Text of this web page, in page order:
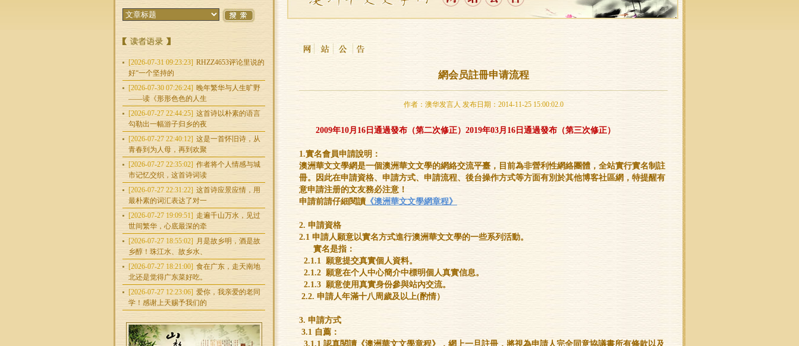
[2026-07-31 09:23:23] RHZZ4653评论里说的
好“一个坚持的
[2026-07-30 07:26:24] 晚年繁华与人生旷野
——读《形形色色的人生
[2026-07-27 22:44:25] 这首诗以朴素的语言
勾勒出一幅游子归乡的夜
[2026-07-27 22:40:12] 这是一首怀旧诗，从
青春到为人母，再到欢聚
[2026-07-27 22:35:02] 作者将个人情感与城
市记忆交织，这首诗词读
[2026-07-27 22:31:22] 这首诗应景应情，用
最朴素的词汇表达了对一
[2026-07-27 19:09:51] 走遍千山万水，见过
世间繁华，心底最深的牵
[2026-07-27 18:55:02] 月是故乡明，酒是故
乡醇！珠江水、故乡水、
[2026-07-27 18:21:00] 食在广东，走天南地
北还是觉得广东菜好吃。
[2026-07-27 12:23:06] 爱你，我亲爱的老同
学！感谢上天赐予我们的
網会员註冊申请流程
作者：澳华发言人 发布日期：2014-11-25 15:00:02.0
2009年10月16日通過發布（第二次修正）2019年03月16日通過發布（第三次修正）
1.實名會員申請說明：
澳洲華文文學網是一個澳洲華文文學的網絡交流平臺，目前為非營利性網絡團體，全站實行實名制註
冊。因此在申請資格、申請方式、申請流程、後台操作方式等方面有別於其他博客社區網，特提醒有
意申請注册的文友務必注意！
申請前請仔細閱讀 《澳洲華文文學網章程》
2. 申請資格
2.1 申請人願意以實名方式進行澳洲華文文學的一些系列活動。
實名是指：
2.1.1 願意提交真實個人資料。
2.1.2 願意在个人中心簡介中標明個人真實信息。
2.1.3 願意使用真實身份參與站內交流。
2.2. 申請人年滿十八周歲及以上(酌情）
3. 申請方式
3.1 自薦：
3.1.1 認真閱讀《澳洲華文文學章程》，網上一旦註冊，將視為申請人完全同意協議書所有條款以及